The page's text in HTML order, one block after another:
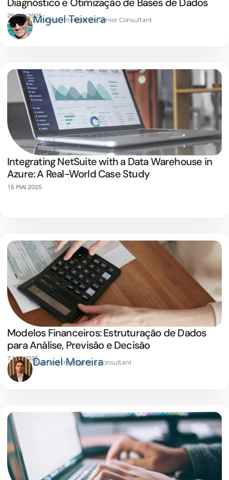
29 MAI 2025Miguel Teixeira
Business Intelligence Senior Consultant
Integrating NetSuite with a Data Warehouse in
Azure: A Real-World Case Study
15 MAI 2025
Modelos Financeiros: Estruturação de Dados
para Análise, Previsão e Decisão
7 MAI 2025Daniel Moreira
Business Intelligence Consultant